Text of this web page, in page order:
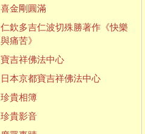
喜金剛圓滿
仁欽多吉仁波切殊勝著作《快樂
與痛苦》
寶吉祥佛法中心
日本京都寶吉祥佛法中心
珍貴相簿
珍貴影音